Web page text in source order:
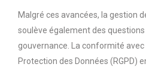
Malgré ces avancées, la gestion
soulève également des
gouvernance. La conformité avec
Protection des Données (RGPD)